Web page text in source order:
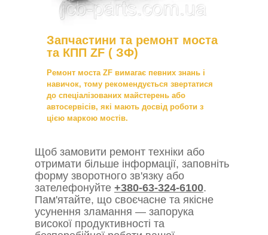
Запчастини та ремонт моста
та КПП ZF ( ЗФ)
Ремонт моста ZF вимагає певних знань і
навичок, тому рекомендується звертатися
до спеціалізованих майстерень або
автосервісів, які мають досвід роботи з
цією маркою мостів.
Щоб замовити ремонт техніки або
отримати більше інформації, заповніть
форму зворотного зв'язку або
зателефонуйте +380-63-324-6100.
Пам'ятайте, що своєчасне та якісне
усунення зламання — запорука
високої продуктивності та